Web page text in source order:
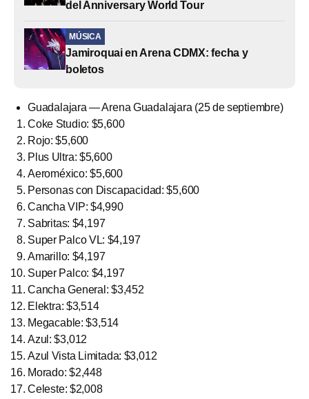
del Anniversary World Tour
MÚSICA
Jamiroquai en Arena CDMX: fecha y
boletos
Guadalajara — Arena Guadalajara (25 de septiembre)
Coke Studio: $5,600
Rojo: $5,600
Plus Ultra: $5,600
Aeroméxico: $5,600
Personas con Discapacidad: $5,600
Cancha VIP: $4,990
Sabritas: $4,197
Super Palco VL: $4,197
Amarillo: $4,197
Super Palco: $4,197
Cancha General: $3,452
Elektra: $3,514
Megacable: $3,514
Azul: $3,012
Azul Vista Limitada: $3,012
Morado: $2,448
Celeste: $2,008